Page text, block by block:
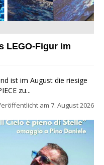
im LEGOLAND Water
LEGO-Figur im
ist im August die riesige
zu...
am 7. August 2026